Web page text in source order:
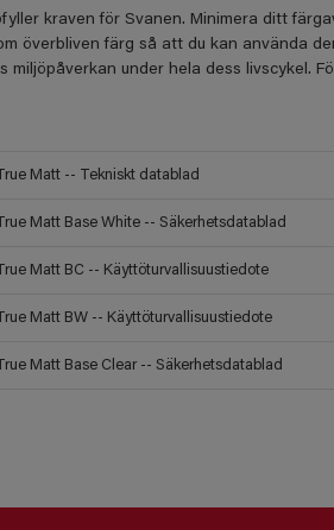
kraven för Svanen. Minimera ditt
överbliven färg så att du kan använda
miljöpåverkan under hela dess livscykel.
Matt -- Tekniskt datablad
Matt Base White -- Säkerhetsdatablad
Matt BC -- Käyttöturvallisuustiedote
Matt BW -- Käyttöturvallisuustiedote
Matt Base Clear -- Säkerhetsdatablad